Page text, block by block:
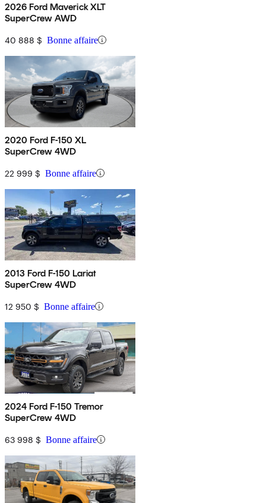
2026 Ford Maverick XLT
SuperCrew AWD
40 888 $ Bonne affaire
2020 Ford F-150 XL
SuperCrew 4WD
22 999 $ Bonne affaire
2013 Ford F-150 Lariat
SuperCrew 4WD
12 950 $ Bonne affaire
2024 Ford F-150 Tremor
SuperCrew 4WD
63 998 $ Bonne affaire